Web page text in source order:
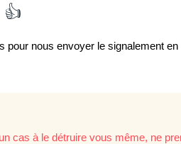
👍
pour nous envoyer le signalement en
cas à le détruire vous même, ne